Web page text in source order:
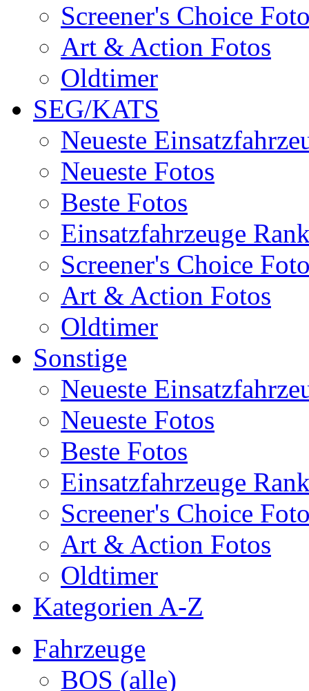
Screener's Choice
Art & Action Fotos
Oldtimer
SEG/KATS
Neueste
Neueste Fotos
Beste Fotos
Einsatzfahrzeuge
Screener's Choice
Art & Action Fotos
Oldtimer
Sonstige
Neueste
Neueste Fotos
Beste Fotos
Einsatzfahrzeuge
Screener's Choice
Art & Action Fotos
Oldtimer
Kategorien A-Z
Fahrzeuge
BOS (alle)